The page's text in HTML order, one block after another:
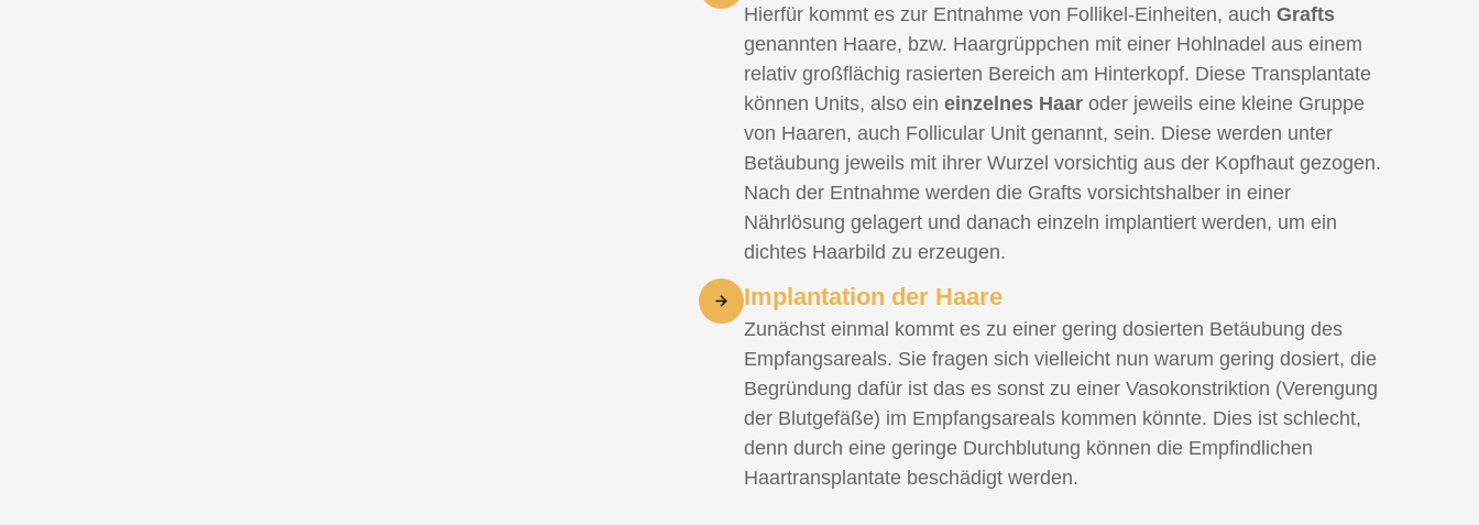
Hierfür kommt es zur Entnahme von Follikel-Einheiten, auch Grafts
genannten Haare, bzw. Haargrüppchen mit einer Hohlnadel aus einem
relativ großflächig rasierten Bereich am Hinterkopf. Diese Transplantate
können Units, also ein einzelnes Haaroder jeweils eine kleine Gruppe
von Haaren, auch Follicular Unit genannt, sein. Diese werden unter
Betäubung jeweils mit ihrer Wurzel vorsichtig aus der Kopfhaut gezogen.
Nach der Entnahme werden die Grafts vorsichtshalber in einer
Nährlösung gelagert und danach einzeln implantiert werden, um ein
dichtes Haarbild zu erzeugen.
Implantation der Haare
Zunächst einmal kommt es zu einer gering dosierten Betäubung des
Empfangsareals. Sie fragen sich vielleicht nun warum gering dosiert, die
Begründung dafür ist das es sonst zu einer Vasokonstriktion (Verengung
der Blutgefäße) im Empfangsareals kommen könnte. Dies ist schlecht,
denn durch eine geringe Durchblutung können die Empfindlichen
Haartransplantate beschädigt werden.